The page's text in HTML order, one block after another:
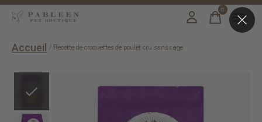
0items
Accueil / Recette de croquettes de poulet cru sans cage